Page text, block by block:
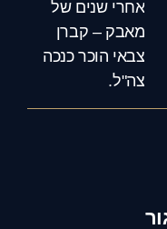
אחרי שנים של
מאבק – קברן
צבאי הוכר כנכה
צה"ל.